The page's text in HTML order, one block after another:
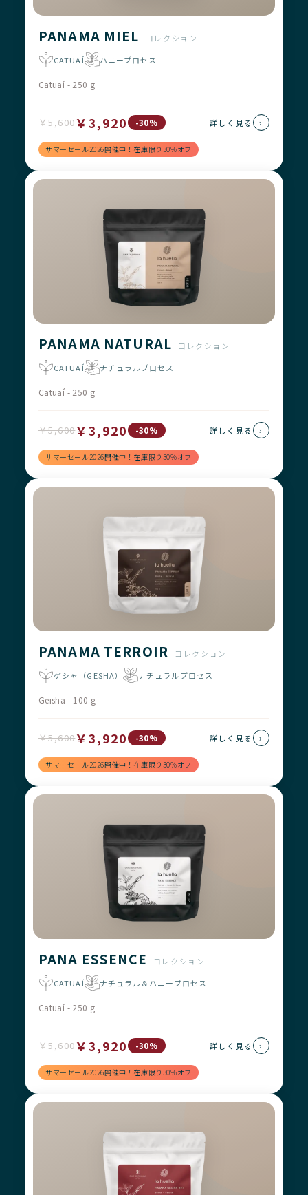
PANAMA MIEL
コレクション
CATUAÍ
ハニープロセス
Catuaí - 250 g
￥5,600￥3,920 -30%
サマーセール2026開催中！在庫限り30%オフ
詳しく見る ›
PANAMA NATURAL
コレクション
CATUAÍ
ナチュラルプロセス
Catuaí - 250 g
￥5,600￥3,920 -30%
サマーセール2026開催中！在庫限り30%オフ
詳しく見る ›
PANAMA TERROIR
コレクション
ゲシャ（GESHA）
ナチュラルプロセス
Geisha - 100 g
￥5,600￥3,920 -30%
サマーセール2026開催中！在庫限り30%オフ
詳しく見る ›
PANA ESSENCE
コレクション
CATUAÍ
ナチュラル＆ハニープロセス
Catuaí - 250 g
￥5,600￥3,920 -30%
サマーセール2026開催中！在庫限り30%オフ
詳しく見る ›